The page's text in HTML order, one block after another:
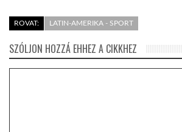
ROVAT: LATIN-AMERIKA - SPORT
SZÓLJON HOZZÁ EHHEZ A CIKKHEZ